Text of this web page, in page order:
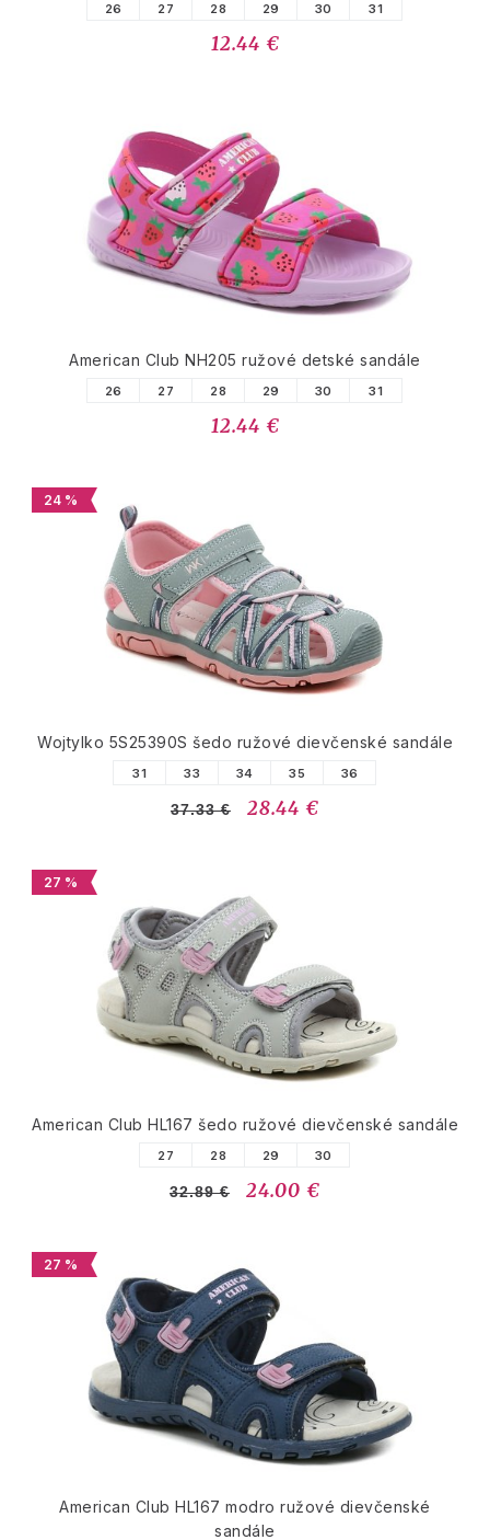
26 27 28 29 30 31
12.44 €
American Club NH205 ružové detské sandále
26 27 28 29 30 31
12.44 €
24 %
Wojtylko 5S25390S šedo ružové dievčenské sandále
31 33 34 35 36
37.33 € 28.44 €
27 %
American Club HL167 šedo ružové dievčenské sandále
27 28 29 30
32.89 € 24.00 €
27 %
American Club HL167 modro ružové dievčenské
sandále